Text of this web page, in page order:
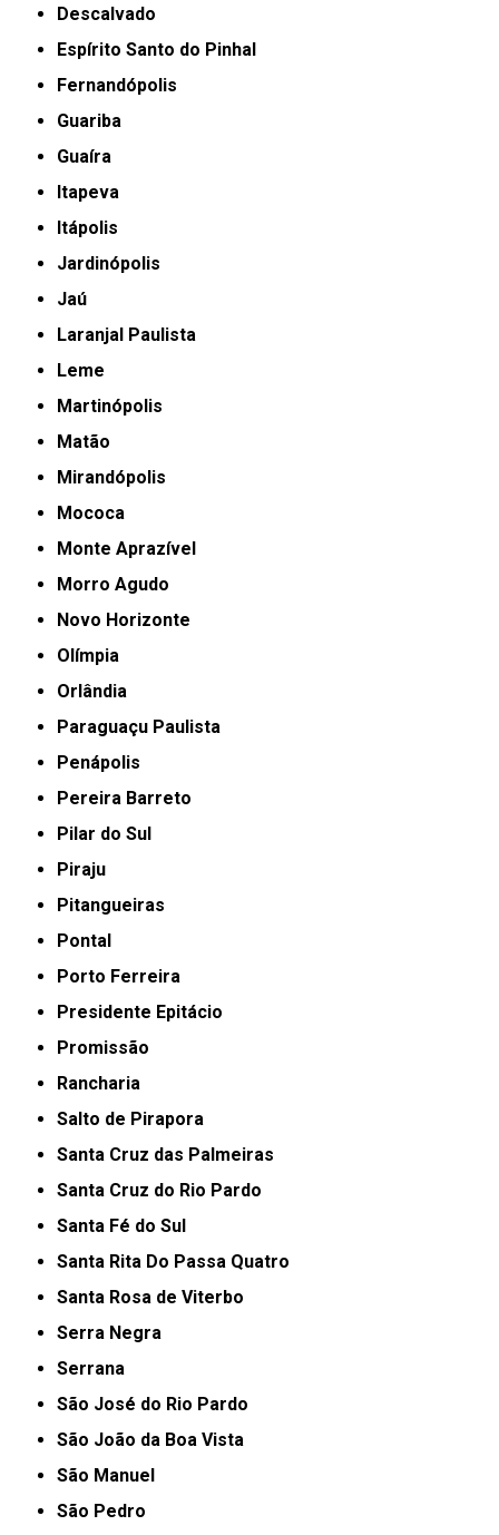
Descalvado
Espírito Santo do Pinhal
Fernandópolis
Guariba
Guaíra
Itapeva
Itápolis
Jardinópolis
Jaú
Laranjal Paulista
Leme
Martinópolis
Matão
Mirandópolis
Mococa
Monte Aprazível
Morro Agudo
Novo Horizonte
Olímpia
Orlândia
Paraguaçu Paulista
Penápolis
Pereira Barreto
Pilar do Sul
Piraju
Pitangueiras
Pontal
Porto Ferreira
Presidente Epitácio
Promissão
Rancharia
Salto de Pirapora
Santa Cruz das Palmeiras
Santa Cruz do Rio Pardo
Santa Fé do Sul
Santa Rita Do Passa Quatro
Santa Rosa de Viterbo
Serra Negra
Serrana
São José do Rio Pardo
São João da Boa Vista
São Manuel
São Pedro